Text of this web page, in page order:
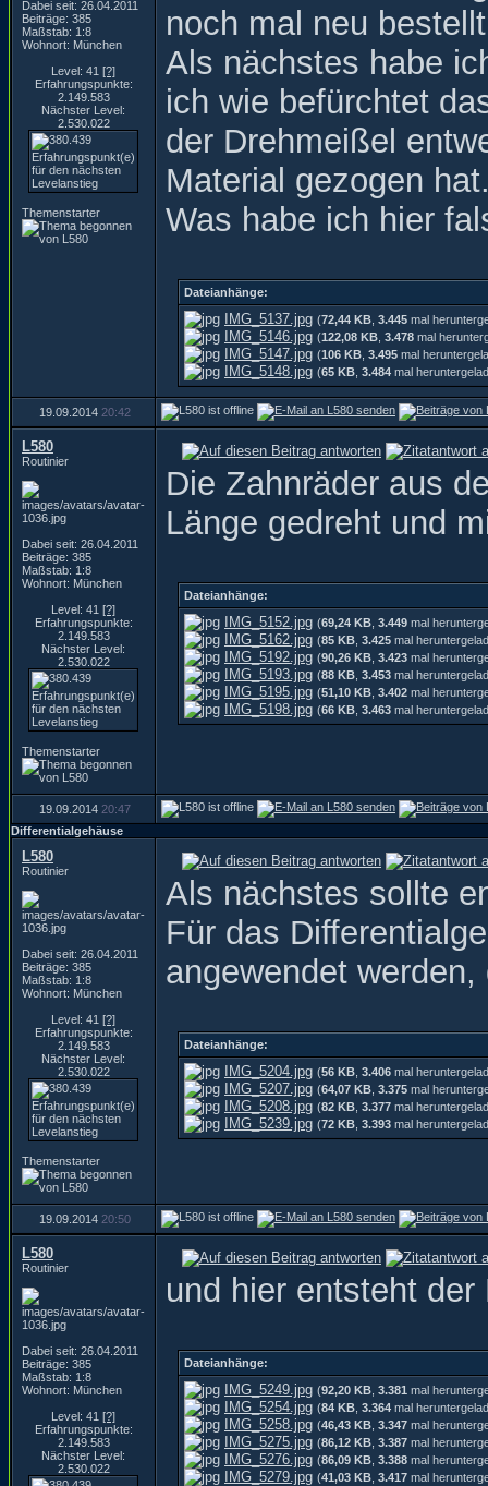
Dabei seit: 26.04.2011
Beiträge: 385
Maßstab: 1:8
Wohnort: München
Level: 41 [?]
Erfahrungspunkte:
2.149.583
Nächster Level:
2.530.022
Themenstarter
noch mal neu
Als nächstes habe
ich wie befürchtet
der Drehmeißel
Material gezogen
Was habe ich hier
Dateianhänge:
IMG_5137.jpg (72,44 KB 3.445 mal
IMG_5146.jpg (122,08 KB 3.478 mal
IMG_5147.jpg (106 KB 3.495 mal
IMG_5148.jpg (65 KB 3.484 mal
19.09.2014 20:42
L580
Routinier
Dabei seit: 26.04.2011
Beiträge: 385
Maßstab: 1:8
Wohnort: München
Level: 41 [?]
Erfahrungspunkte:
2.149.583
Nächster Level:
2.530.022
Themenstarter
Die Zahnräder aus
Länge gedreht und
Dateianhänge:
IMG_5152.jpg (69,24 KB 3.449 mal
IMG_5162.jpg (85 KB 3.425 mal
IMG_5192.jpg (90,26 KB 3.423 mal
IMG_5193.jpg (88 KB 3.453 mal
IMG_5195.jpg (51,10 KB 3.402 mal
IMG_5198.jpg (66 KB 3.463 mal
19.09.2014 20:47
Differentialgehäuse
L580
Routinier
Dabei seit: 26.04.2011
Beiträge: 385
Maßstab: 1:8
Wohnort: München
Level: 41 [?]
Erfahrungspunkte:
2.149.583
Nächster Level:
2.530.022
Themenstarter
Als nächstes sollte
Für das
angewendet
Dateianhänge:
IMG_5204.jpg (56 KB 3.406 mal
IMG_5207.jpg (64,07 KB 3.375 mal
IMG_5208.jpg (82 KB 3.377 mal
IMG_5239.jpg (72 KB 3.393 mal
19.09.2014 20:50
L580
Routinier
Dabei seit: 26.04.2011
Beiträge: 385
Maßstab: 1:8
Wohnort: München
Level: 41 [?]
Erfahrungspunkte:
2.149.583
Nächster Level:
2.530.022
und hier entsteht
Dateianhänge:
IMG_5249.jpg (92,20 KB 3.381 mal
IMG_5254.jpg (84 KB 3.364 mal
IMG_5258.jpg (46,43 KB 3.347 mal
IMG_5275.jpg (86,12 KB 3.387 mal
IMG_5276.jpg (86,09 KB 3.388 mal
IMG_5279.jpg (41,03 KB 3.417 mal